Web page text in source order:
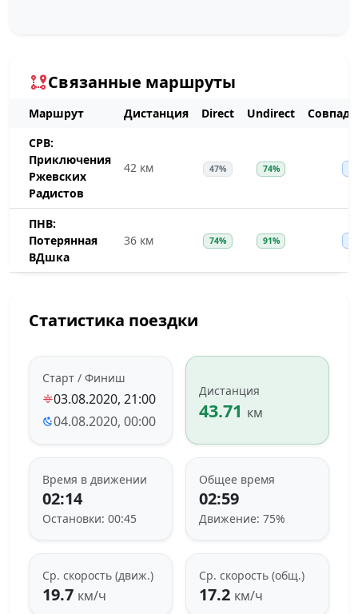
Связанные маршруты
Маршрут Дистанция Direct Undirect
СРВ:
Приключения
Ржевских
Радистов
42 км 47% 74%
ПНВ:
Потерянная
ВДшка
36 км 74% 91%
Статистика поездки
Старт / Финиш
03.08.2020, 21:00
04.08.2020, 00:00
Дистанция
43.71 км
Время в движении
02:14
Остановки: 00:45
Общее время
02:59
Движение: 75%
Ср. скорость (движ.)
19.7 км/ч
Ср. скорость (общ.)
17.2 км/ч